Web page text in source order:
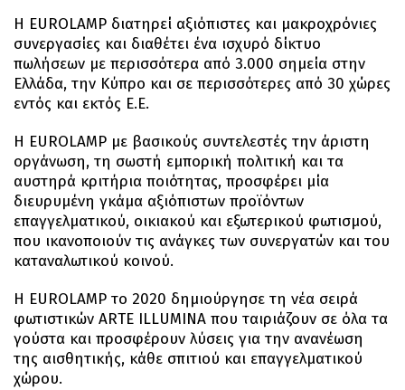
Η EUROLAMP διατηρεί αξιόπιστες και μακροχρόνιες
συνεργασίες και διαθέτει ένα ισχυρό δίκτυο
πωλήσεων με περισσότερα από 3.000 σημεία στην
Ελλάδα, την Κύπρο και σε περισσότερες από 30 χώρες
εντός και εκτός Ε.Ε.
Η EUROLAMP με βασικούς συντελεστές την άριστη
οργάνωση, τη σωστή εμπορική πολιτική και τα
αυστηρά κριτήρια ποιότητας, προσφέρει μία
διευρυμένη γκάμα αξιόπιστων προϊόντων
επαγγελματικού, οικιακού και εξωτερικού φωτισμού,
που ικανοποιούν τις ανάγκες των συνεργατών και του
καταναλωτικού κοινού.
Η EUROLAMP το 2020 δημιούργησε τη νέα σειρά
φωτιστικών ARTE ILLUMINA που ταιριάζουν σε όλα τα
γούστα και προσφέρουν λύσεις για την ανανέωση
της αισθητικής, κάθε σπιτιού και επαγγελματικού
χώρου.